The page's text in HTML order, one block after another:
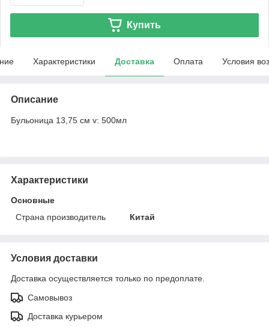
Купить
Характеристики Доставка Оплата Условия
Описание
Бульоница 13,75 см v: 500мл
Характеристики
Основные
Страна производитель
Китай
Условия доставки
Доставка осуществляется только по предоплате.
Самовывоз
Доставка курьером